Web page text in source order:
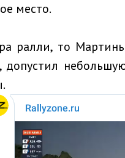
место.
ралли, то
допустил